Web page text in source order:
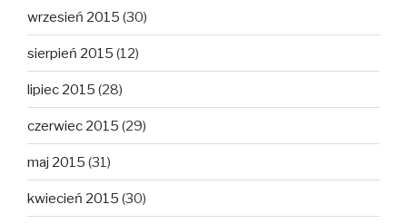
wrzesień 2015 (30)
sierpień 2015 (12)
lipiec 2015 (28)
czerwiec 2015 (29)
maj 2015 (31)
kwiecień 2015 (30)